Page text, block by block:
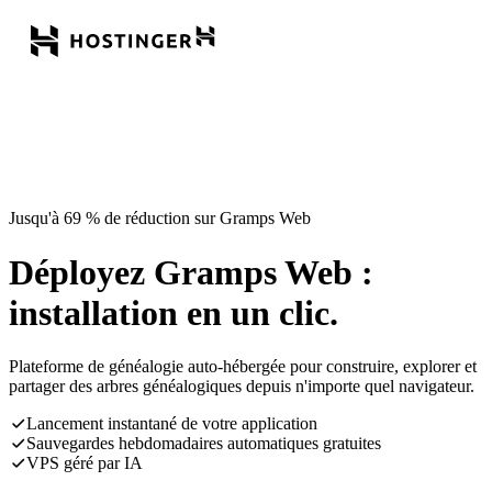
Jusqu'à 69 % de réduction sur Gramps Web
Déployez Gramps Web :
installation en un clic.
Plateforme de généalogie auto-hébergée pour construire, explorer et
partager des arbres généalogiques depuis n'importe quel navigateur.
Lancement instantané de votre application
Sauvegardes hebdomadaires automatiques gratuites
VPS géré par IA